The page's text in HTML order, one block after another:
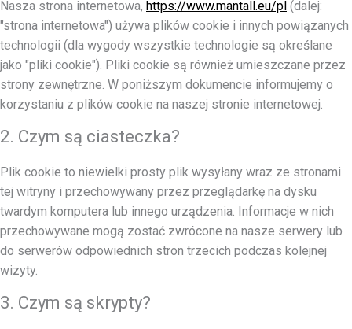
Nasza strona internetowa, https://www.mantall.eu/pl (dalej:
"strona internetowa") używa plików cookie i innych powiązanych
technologii (dla wygody wszystkie technologie są określane
jako "pliki cookie"). Pliki cookie są również umieszczane przez
strony zewnętrzne. W poniższym dokumencie informujemy o
korzystaniu z plików cookie na naszej stronie internetowej.
2. Czym są ciasteczka?
Plik cookie to niewielki prosty plik wysyłany wraz ze stronami
tej witryny i przechowywany przez przeglądarkę na dysku
twardym komputera lub innego urządzenia. Informacje w nich
przechowywane mogą zostać zwrócone na nasze serwery lub
do serwerów odpowiednich stron trzecich podczas kolejnej
wizyty.
3. Czym są skrypty?